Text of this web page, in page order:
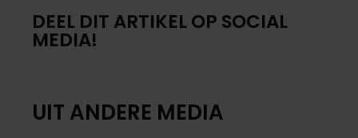
DEEL DIT ARTIKEL OP SOCIAL
MEDIA!
UIT ANDERE MEDIA